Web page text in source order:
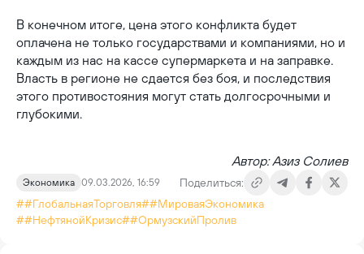
В конечном итоге, цена этого конфликта будет
оплачена не только государствами и компаниями, но и
каждым из нас на кассе супермаркета и на заправке.
Власть в регионе не сдается без боя, и последствия
этого противостояния могут стать долгосрочными и
глубокими.
Автор: Азиз Солиев
Экономика 09.03.2026, 16:59
Поделиться:
##ГлобальнаяТорговля##МироваяЭкономика
##НефтянойКризис##ОрмузскийПролив